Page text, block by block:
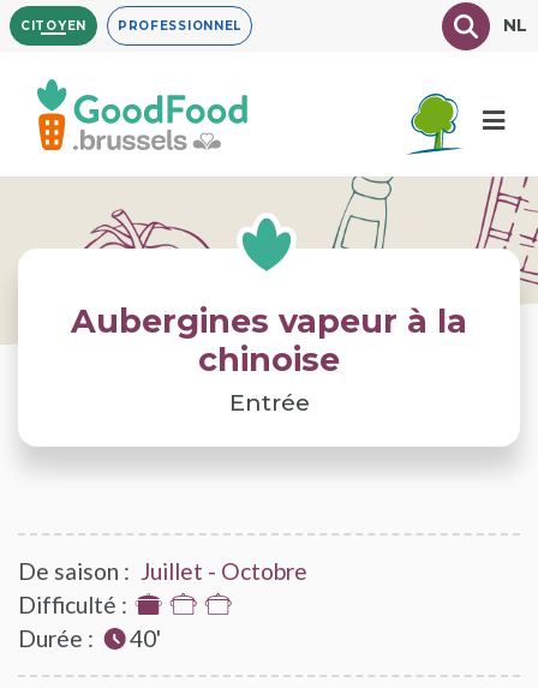
Aller
au
contenu
principal
CITOYEN PROFESSIONNEL TexteNL
Aubergines vapeur à la
chinoise
Entrée
De saison : Juillet - Octobre
Difficulté : 1
sur
3
Durée : 40'